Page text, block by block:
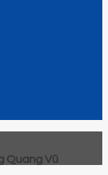
Quang Vũ